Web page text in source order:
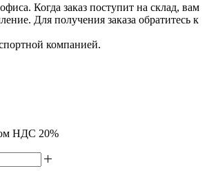
Когда заказ поступит на склад, вам
Для получения заказа обратитесь к
компанией.
НДС 20%